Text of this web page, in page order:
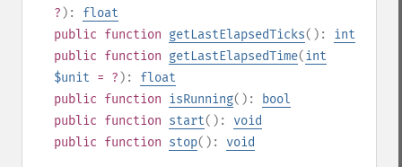
? ): float
public function getLastElapsedTicks(): int
public function getLastElapsedTime(int
$unit = ? ): float
public function isRunning():
bool
public function start(): void
public function stop(): void